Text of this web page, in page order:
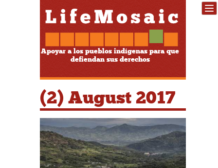
Apoyar a los pueblos indígenas para que
defiendan sus derechos
(2) August 2017